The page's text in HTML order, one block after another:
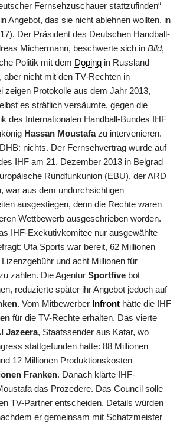
Fernsehzuschauer stattzufinden“
Angebot, das sie nicht ablehnen wollten, in
Der Präsident des Deutschen Handball-
Michermann, beschwerte sich in Bild,
Politik mit dem Doping in Russland
aber nicht mit den TV-Rechten in
zeigen Protokolle aus dem Jahr 2013,
es sträflich versäumte, gegen die
des Internationalen Handball-Bundes IHF
Hassan Moustafazu intervenieren.
nichts. Der Fernsehvertrag wurde auf
IHF am 21. Dezember 2013 in Belgrad
Rundfunkunion (EBU), der ARD
war aus dem undurchsichtigen
ausgestiegen, denn die Rechte waren
Wettbewerb ausgeschrieben worden.
IHF-Exekutivkomitee nur ausgewählte
Ufa Sports war bereit, 62 Millionen
und acht Millionen für
zahlen. Die Agentur Sportfive bot
reduzierte später ihr Angebot jedoch auf
. Vom Mitbewerber Infront hätte die IHF
für die TV-Rechte erhalten. Das vierte
Jazeera, Staatssender aus Katar, wo
stattgefunden hatte: 88 Millionen
12 Millionen Produktionskosten –
Franken. Danach klärte IHF-
das Prozedere. Das Council solle
TV-Partner entscheiden. Details würden
er gemeinsam mit Schatzmeister